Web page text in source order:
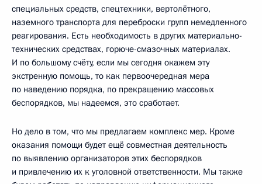
специальных средств, спецтехники, вертолётного,
наземного транспорта для переброски групп немедленного
реагирования. Есть необходимость в других материально-
технических средствах, горюче-смазочных материалах.
И по большому счёту, если мы сегодня окажем эту
экстренную помощь, то как первоочередная мера
по наведению порядка, по прекращению массовых
беспорядков, мы надеемся, это сработает.
Но дело в том, что мы предлагаем комплекс мер. Кроме
оказания помощи будет ещё совместная деятельность
по выявлению организаторов этих беспорядков
и привлечению их к уголовной ответственности. Мы также